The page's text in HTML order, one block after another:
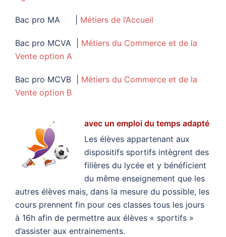
Bac pro MA | Métiers de l’Accueil
Bac pro MCVA | Métiers du Commerce et de la
Vente option A
Bac pro MCVB | Métiers du Commerce et de la
Vente option B
avec un emploi du temps adapté
Les élèves appartenant aux
dispositifs sportifs intègrent des
filières du lycée et y bénéficient
du même enseignement que les
autres élèves mais, dans la mesure du possible, les
cours prennent fin pour ces classes tous les jours
à 16h afin de permettre aux élèves « sportifs »
d’assister aux entrainements.